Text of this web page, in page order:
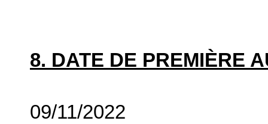
8. DATE DE PREMIÈRE
09/11/2022